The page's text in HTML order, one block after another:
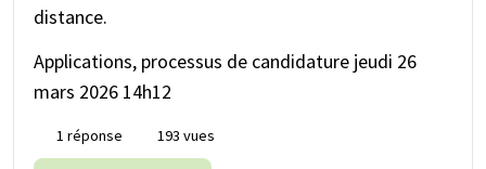
distance.
Applications, processus de candidature jeudi 26
mars 2026 14h12
1 réponse 193 vues